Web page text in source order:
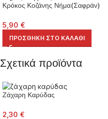
Κρόκος Κοζάνης Νήμα(Σαφράν)
5,90 €
ΠΡΟΣΘΉΚΗ ΣΤΟ ΚΑΛΆΘΙ
Σχετικά προϊόντα
Ζάχαρη Καρύδας
2,30 €